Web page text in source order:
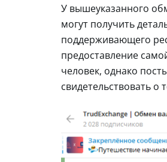
У вышеуказанного
могут получить
поддерживающего
предоставление
человек, однако
свидетельствовать о